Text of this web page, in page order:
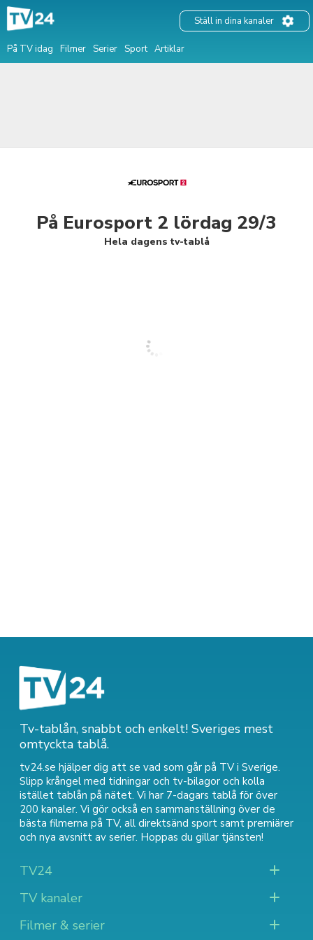
På TV idag Filmer Serier Sport Artiklar
Ställ in dina kanaler
På Eurosport 2 lördag 29/3
Hela dagens tv-tablå
Tv-tablån, snabbt och enkelt! Sveriges mest
omtyckta tablå.
tv24.se hjälper dig att se vad som går på TV i Sverige.
Slipp krångel med tidningar och tv-bilagor och kolla
istället tablån på nätet. Vi har 7-dagars tablå för över
200 kanaler. Vi gör också en sammanställning över de
bästa filmerna på TV, all direktsänd sport samt premiärer
och nya avsnitt av serier. Hoppas du gillar tjänsten!
TV24
TV kanaler
Filmer & serier